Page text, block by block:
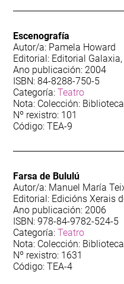
Narrativa xuvenil154
Pedagoxía75
Poesía 99
Teatro12
Toponimia102
Escenografía
Autor/a: Pamela Howard
Editorial: Editorial Galaxia,
Ano publicación: 2004
ISBN: 84-8288-750-5
Categoría:Teatro
Nota: Colección:
Nº rexistro: 101
Código: TEA-9
Farsa de Bululú
Autor/a: Manuel María
Editorial: Edicións Xerais
Ano publicación: 2006
ISBN: 978-84-9782-524-5
Categoría:Teatro
Nota: Colección:
Nº rexistro: 1631
Código: TEA-4